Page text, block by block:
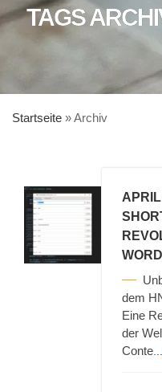
TAGS
Startseite »Archiv
dem
Eine
der
Conte